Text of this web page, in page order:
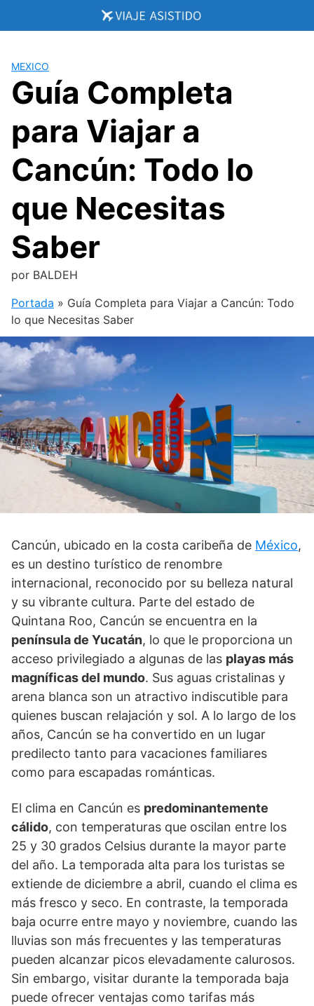
MEXICO
Guía Completa
para Viajar a
Cancún: Todo lo
que Necesitas
Saber
por BALDEH
Portada » Guía Completa para Viajar a Cancún: Todo
lo que Necesitas Saber
Cancún, ubicado en la costa caribeña de México,
es un destino turístico de renombre
internacional, reconocido por su belleza natural
y su vibrante cultura. Parte del estado de
Quintana Roo, Cancún se encuentra en la
península de Yucatán, lo que le proporciona un
acceso privilegiado a algunas de las playas más
magníficas del mundo. Sus aguas cristalinas y
arena blanca son un atractivo indiscutible para
quienes buscan relajación y sol. A lo largo de los
años, Cancún se ha convertido en un lugar
predilecto tanto para vacaciones familiares
como para escapadas románticas.
El clima en Cancún es predominantemente
cálido, con temperaturas que oscilan entre los
25 y 30 grados Celsius durante la mayor parte
del año. La temporada alta para los turistas se
extiende de diciembre a abril, cuando el clima es
más fresco y seco. En contraste, la temporada
baja ocurre entre mayo y noviembre, cuando las
lluvias son más frecuentes y las temperaturas
pueden alcanzar picos elevadamente calurosos.
Sin embargo, visitar durante la temporada baja
puede ofrecer ventajas como tarifas más